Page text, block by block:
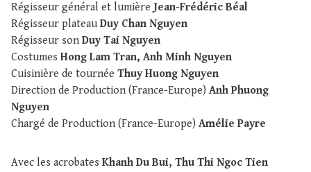
Régisseur général et lumièreJean-Frédéric Béal
Régisseur plateau Duy Chan Nguyen
Régisseur son Duy Tai Nguyen
Costumes Hong Lam Tran, Anh Minh Nguyen
Cuisinière de tournée Thuy Huong Nguyen
Direction de Production (France-Europe) Anh Phuong
Nguyen
Chargé de Production (France-Europe) Amélie Payre
Avec les acrobates Khanh Du Bui, Thu Thi Ngoc Tien